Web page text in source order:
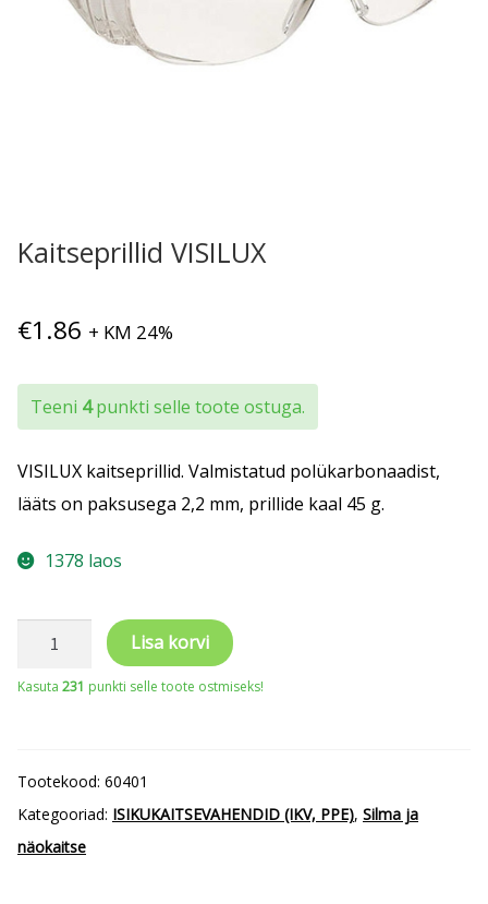
Kaitseprillid VISILUX
€1.86 + KM 24%
Teeni 4punkti selle toote ostuga.
VISILUX kaitseprillid. Valmistatud polükarbonaadist,
lääts on paksusega 2,2 mm, prillide kaal 45 g.
1378 laos
Kaitseprillid
Lisa korvi
Kasuta 231 punkti selle toote ostmiseks!
Tootekood: 60401
Kategooriad: ISIKUKAITSEVAHENDID (IKV, PPE), Silma ja
näokaitse